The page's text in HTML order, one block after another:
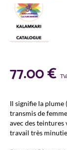
77.00€
Il signifie la plume
transmis de
avec des teintures
travail très